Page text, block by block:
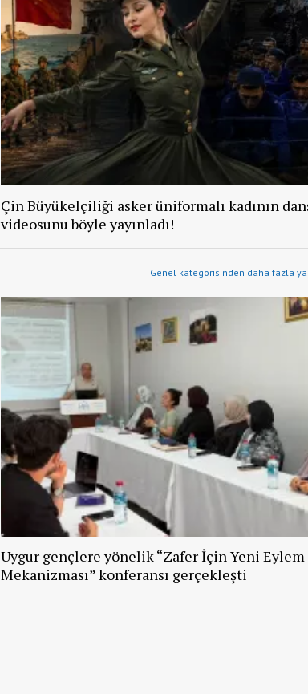
Çin Büyükelçiliği asker üniformalı kadının
videosunu böyle yayınladı!
Genel kategorisinden daha fazla
Uygur gençlere yönelik “Zafer İçin Yeni Eylem
Mekanizması” konferansı gerçekleşti